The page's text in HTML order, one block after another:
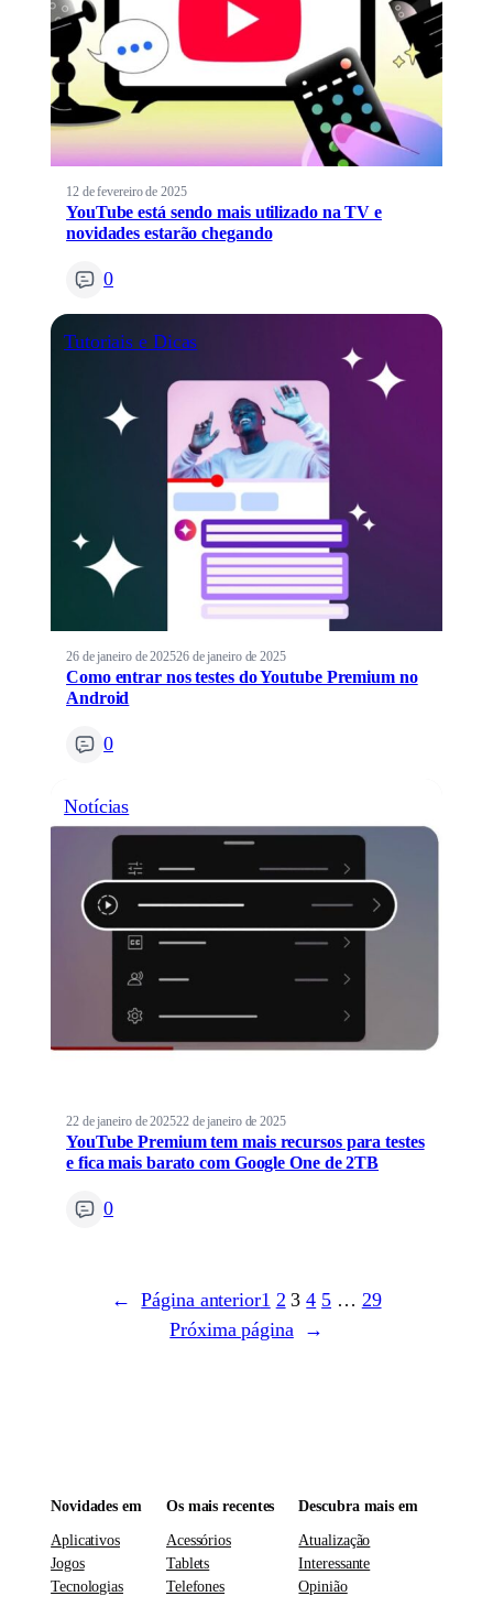
12 de fevereiro de 2025
YouTube está sendo mais utilizado na TV e
novidades estarão chegando
0
Tutoriais e Dicas
26 de janeiro de 202526 de janeiro de 2025
Como entrar nos testes do Youtube Premium no
Android
0
Notícias
22 de janeiro de 202522 de janeiro de 2025
YouTube Premium tem mais recursos para testes
e fica mais barato com Google One de 2TB
0
← Página anterior1 2 3 4 5 … 29
Próxima página
→
Novidades em
Aplicativos
Jogos
Tecnologias
Os mais recentes
Acessórios
Tablets
Telefones
Descubra mais em
Atualização
Interessante
Opinião